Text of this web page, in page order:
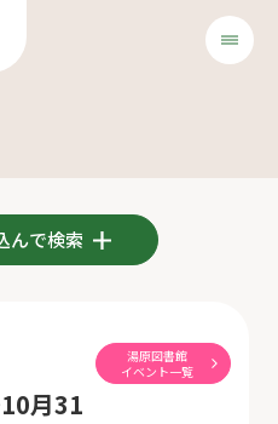
んで検索
月31
湯原図書館
イベント一覧